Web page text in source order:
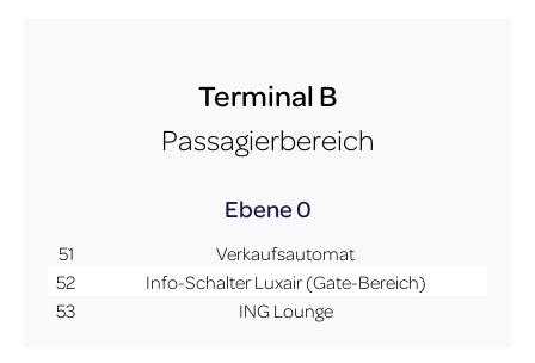
Terminal B
Passagierbereich
Ebene 0
51
Verkaufsautomat
52
Info-Schalter Luxair (Gate-Bereich)
53
ING Lounge